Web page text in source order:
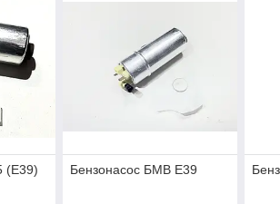
(E39)
Бензонасос БМВ Е39